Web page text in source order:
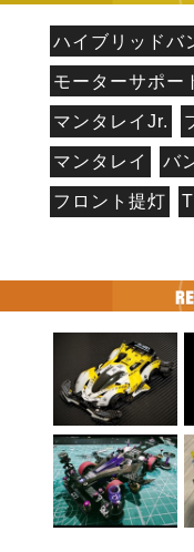
ハイブリッドバ
モーターサポー
マンタレイJr.
マンタレイ バ
フロント提灯